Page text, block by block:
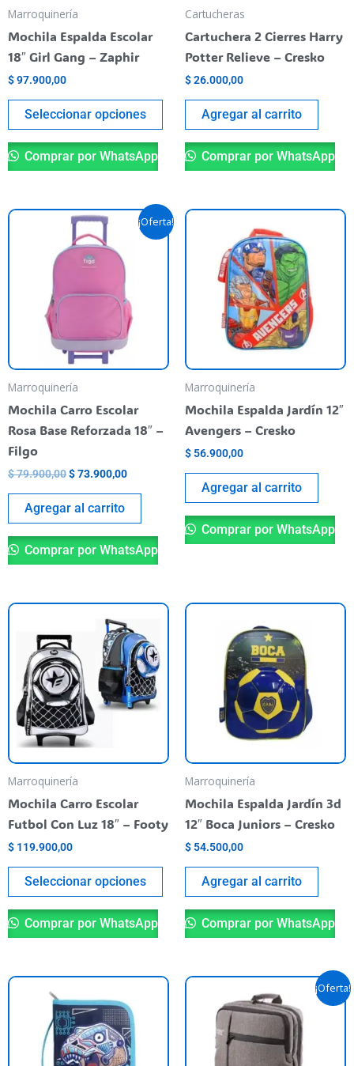
Marroquinería
Mochila Espalda Escolar
18″ Girl Gang – Zaphir
$97.900,00
Seleccionar opciones
chosen
Comprar por WhatsApp
Cartucheras
Cartuchera 2 Cierres Harry
Potter Relieve – Cresko
$26.000,00
Agregar al carrito
Comprar por WhatsApp
¡Oferta!
Marroquinería
Mochila Carro Escolar
Rosa Base Reforzada 18″ –
Filgo
$79.900,00
Original
price
was:
$ 79.900,00.
$73.900,00
Current
price
Agregar al carrito
Comprar por WhatsApp
Marroquinería
Mochila Espalda Jardín 12″
Avengers – Cresko
$ 56.900,00
Agregar al carrito
Comprar por WhatsApp
Marroquinería
Mochila Carro Escolar
Futbol Con Luz 18″ – Footy
$ 119.900,00
Seleccionar opciones
This
may
chosen
Comprar por WhatsApp
Marroquinería
Mochila Espalda Jardín 3d
12″ Boca Juniors – Cresko
$ 54.500,00
Agregar al carrito
Comprar por WhatsApp
¡Oferta!
Original
price
was:
$ 67.500,00.
Current
price